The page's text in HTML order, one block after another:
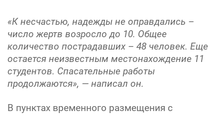
«К несчастью, надежды не оправдались –
число жертв возросло до 10. Общее
количество пострадавших – 48 человек. Еще
остается неизвестным местонахождение 11
студентов. Спасательные работы
продолжаются», — написал он.
В пунктах временного размещения с